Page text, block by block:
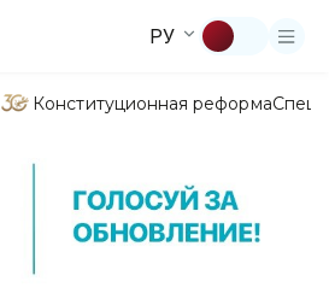
РУ
Конституционная реформа